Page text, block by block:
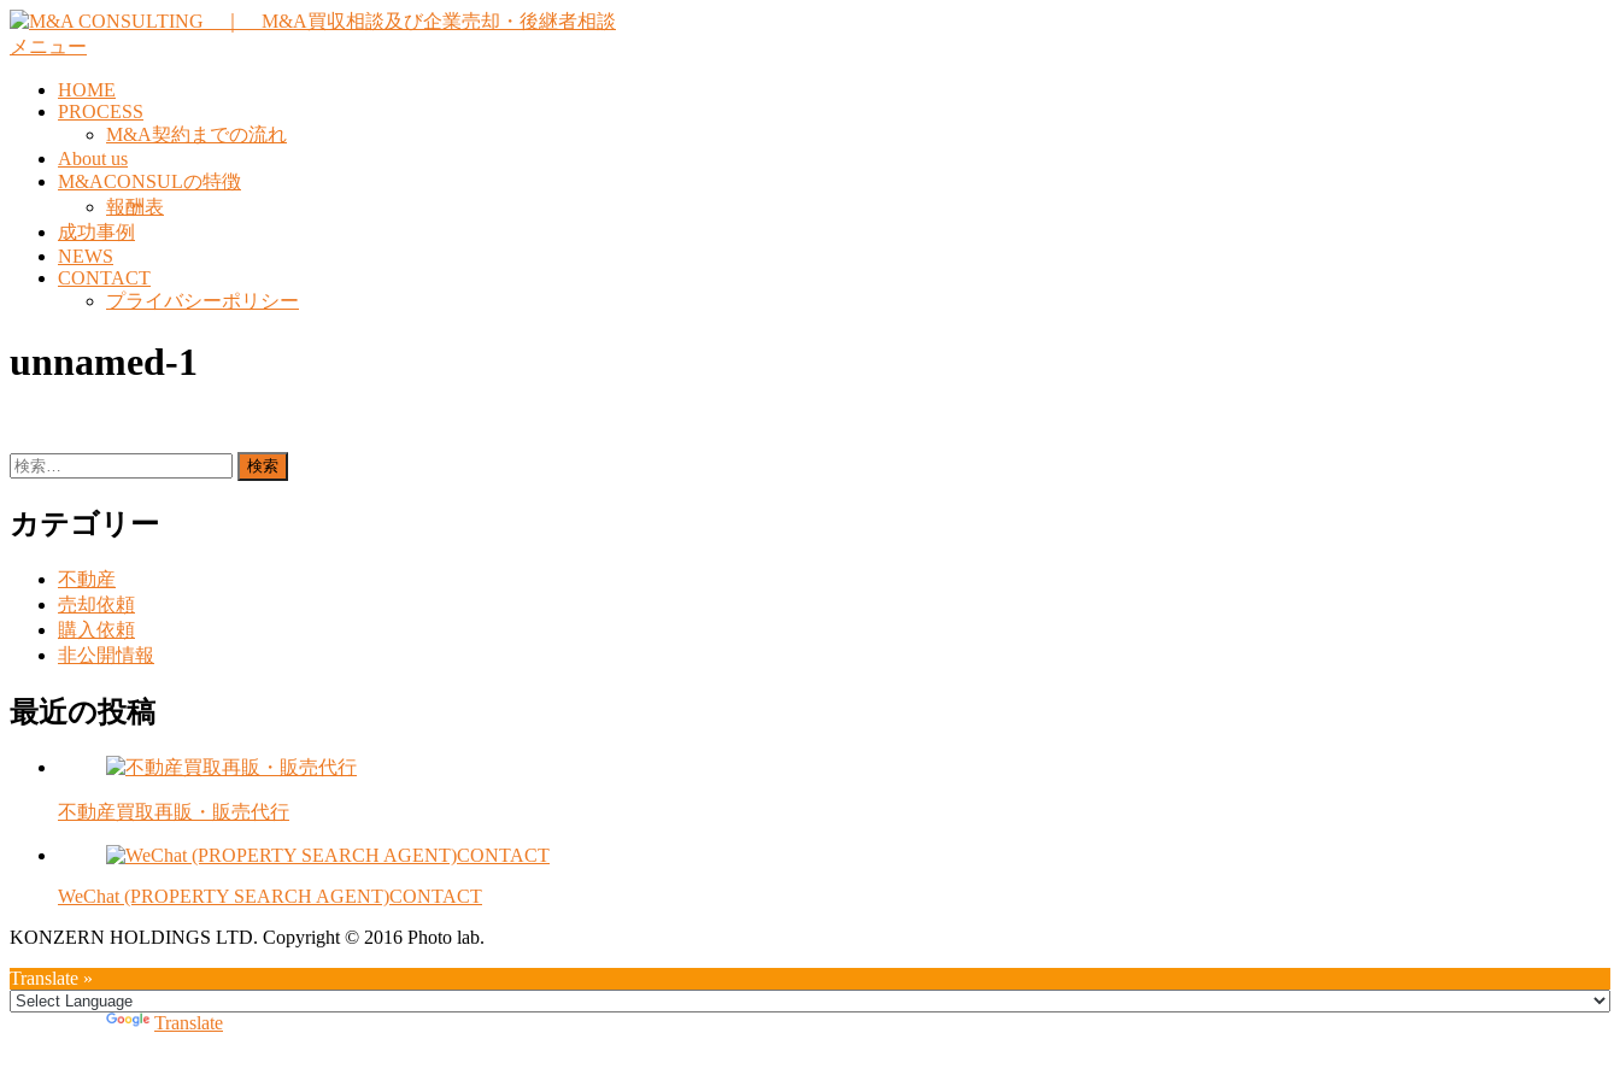
コ
ン
メニュー
HOME
PROCESS
M&A契約までの流れ
About us
M&ACONSULの特徴
報酬表
成功事例
NEWS
CONTACT
プライバシーポリシー
unnamed-1
検
カテゴリー
不動産
売却依頼
購入依頼
非公開情報
最近の投稿
不動産買取再販・販売代行
WeChat (PROPERTY SEARCH AGENT)CONTACT
KONZERN HOLDINGS LTD. Copyright © 2016 Photo lab.
Translate »
Translate